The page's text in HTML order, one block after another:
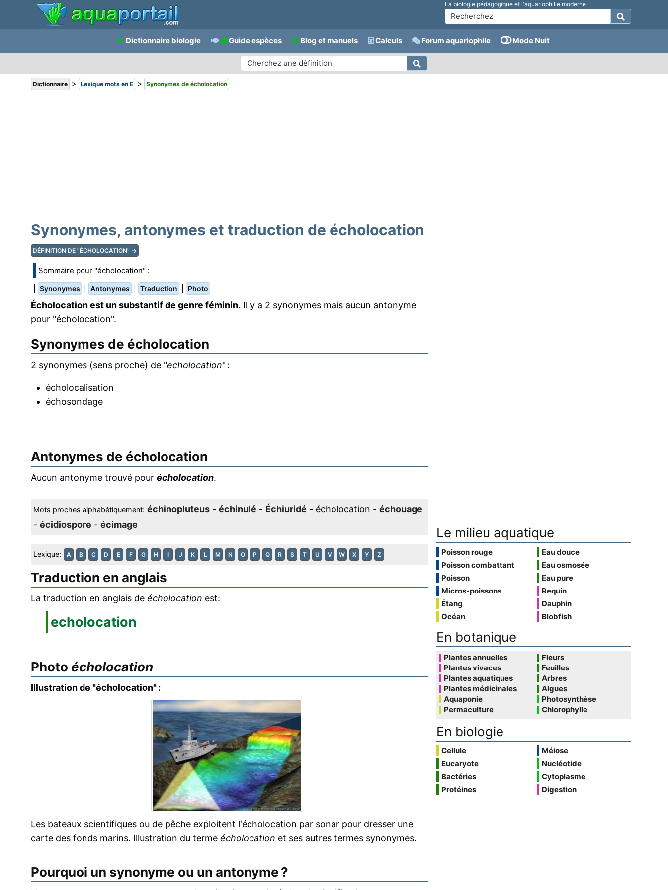
La biologie pédagogique et l'aquariophilie moderne
Dictionnaire biologie Guide espèces Blog et manuels Calculs Forum aquariophile Mode Nuit
Dictionnaire > Lexique mots en E > Synonymes de écholocation
Synonymes, antonymes et traduction de écholocation
DÉFINITION DE "ÉCHOLOCATION" →
Sommaire pour "écholocation" :
Synonymes Antonymes Traduction Photo
Écholocation est un substantif de genre féminin. Il y a 2 synonymes mais aucun antonyme
pour "écholocation".
Synonymes de écholocation
2 synonymes (sens proche) de "echolocation" :
écholocalisation
échosondage
Antonymes de écholocation
Aucun antonyme trouvé pour écholocation.
Mots proches alphabétiquement: échinopluteus - échinulé - Échiuridé - écholocation - échouage
- écidiospore - écimage
Lexique: A B C D E F G H I J K L M N O P Q R S T U V W X Y Z
Traduction en anglais
La traduction en anglais de écholocation est:
echolocation
Photo écholocation
Illustration de "écholocation" :
Les bateaux scientifiques ou de pêche exploitent l'écholocation par sonar pour dresser une
carte des fonds marins. Illustration du terme écholocation et ses autres termes synonymes.
Pourquoi un synonyme ou un antonyme ?
Le milieu aquatique
Poisson rouge
Poisson combattant
Poisson
Micros-poissons
Étang
Océan
Eau douce
Eau osmosée
Eau pure
Requin
Dauphin
Blobfish
En botanique
Plantes annuelles
Plantes vivaces
Plantes aquatiques
Plantes médicinales
Aquaponie
Permaculture
Fleurs
Feuilles
Arbres
Algues
Photosynthèse
Chlorophylle
En biologie
Cellule
Eucaryote
Bactéries
Protéines
Méiose
Nucléotide
Cytoplasme
Digestion